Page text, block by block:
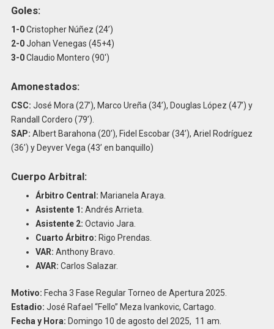
Goles:
1-0Cristopher Núñez (24’)
2-0Johan Venegas (45+4)
3-0Claudio Montero (90′)
Amonestados:
CSC: José Mora (27’), Marco Ureña (34’), Douglas López (47’) y
Randall Cordero (79’).
SAP: Albert Barahona (20’), Fidel Escobar (34’), Ariel Rodríguez
(36’) y Deyver Vega (43’ en banquillo)
Cuerpo Arbitral:
Árbitro Central: Marianela Araya.
Asistente 1: Andrés Arrieta.
Asistente 2: Octavio Jara.
Cuarto Árbitro: Rigo Prendas.
VAR: Anthony Bravo.
AVAR: Carlos Salazar.
Motivo: Fecha 3 Fase Regular Torneo de Apertura 2025.
Estadio: José Rafael “Fello” Meza Ivankovic, Cartago.
Fecha y Hora: Domingo 10 de agosto del 2025, 11 am.